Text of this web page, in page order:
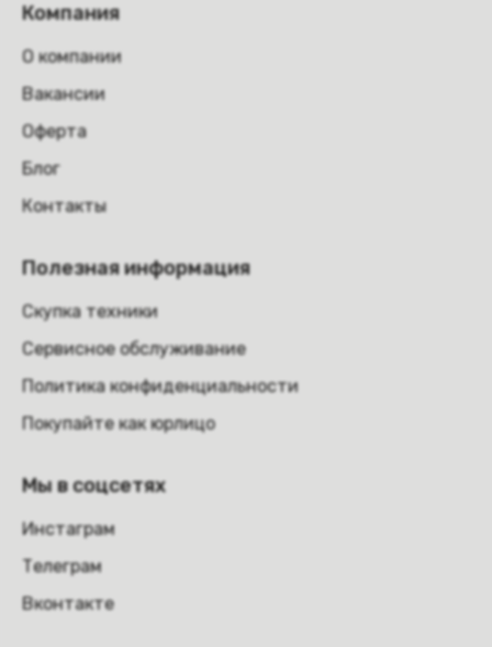
Компания
О компании
Вакансии
Оферта
Блог
Контакты
Полезная информация
Скупка техники
Сервисное обслуживание
Политика конфиденциальности
Покупайте как юрлицо
Мы в соцсетях
Инстаграм
Телеграм
Вконтакте